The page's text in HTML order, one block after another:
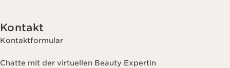
Kontakt
Kontaktformular
Chatte mit der virtuellen Beauty Expertin